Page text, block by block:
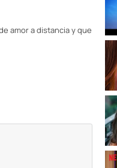
amor a distancia y que